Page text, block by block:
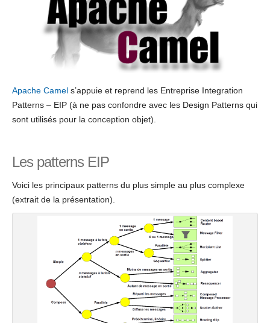
Apache Camel s’appuie et reprend les Entreprise Integration
Patterns – EIP (à ne pas confondre avec les Design Patterns qui
sont utilisés pour la conception objet).
Les patterns EIP
Voici les principaux patterns du plus simple au plus complexe
(extrait de la présentation).